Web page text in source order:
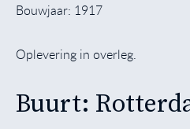
Bouwjaar: 1917
Oplevering in overleg.
Buurt: